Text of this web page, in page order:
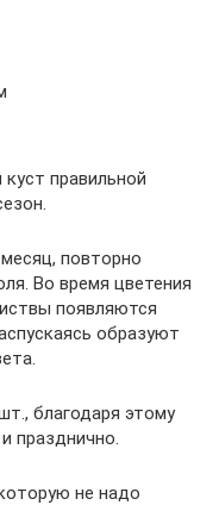
правильной
повторно
Во время цветения
появляются
образуют
благодаря этому
празднично.
не надо